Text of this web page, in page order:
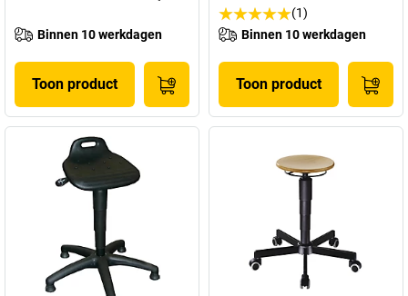
Binnen 10 werkdagen
Toon product
(1)
Binnen 10 werkdagen
Toon product